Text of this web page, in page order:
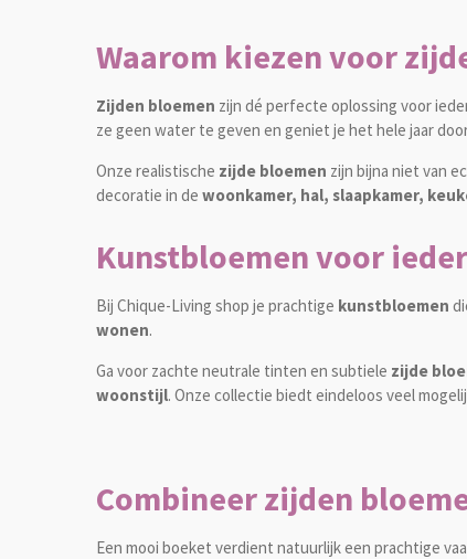
Waarom kiezen voor
Zijden bloemen zijn dé perfecte oplossing voor
ze geen water te geven en geniet je het hele jaar
Onze realistische zijde bloemen zijn bijna niet van
decoratie in de woonkamer, hal, slaapkamer,
Kunstbloemen voor
Bij Chique-Living shop je prachtige kunstbloemen
wonen.
Ga voor zachte neutrale tinten en subtiele zijde
woonstijl. Onze collectie biedt eindeloos veel
Combineer zijden
Een mooi boeket verdient natuurlijk een prachtige